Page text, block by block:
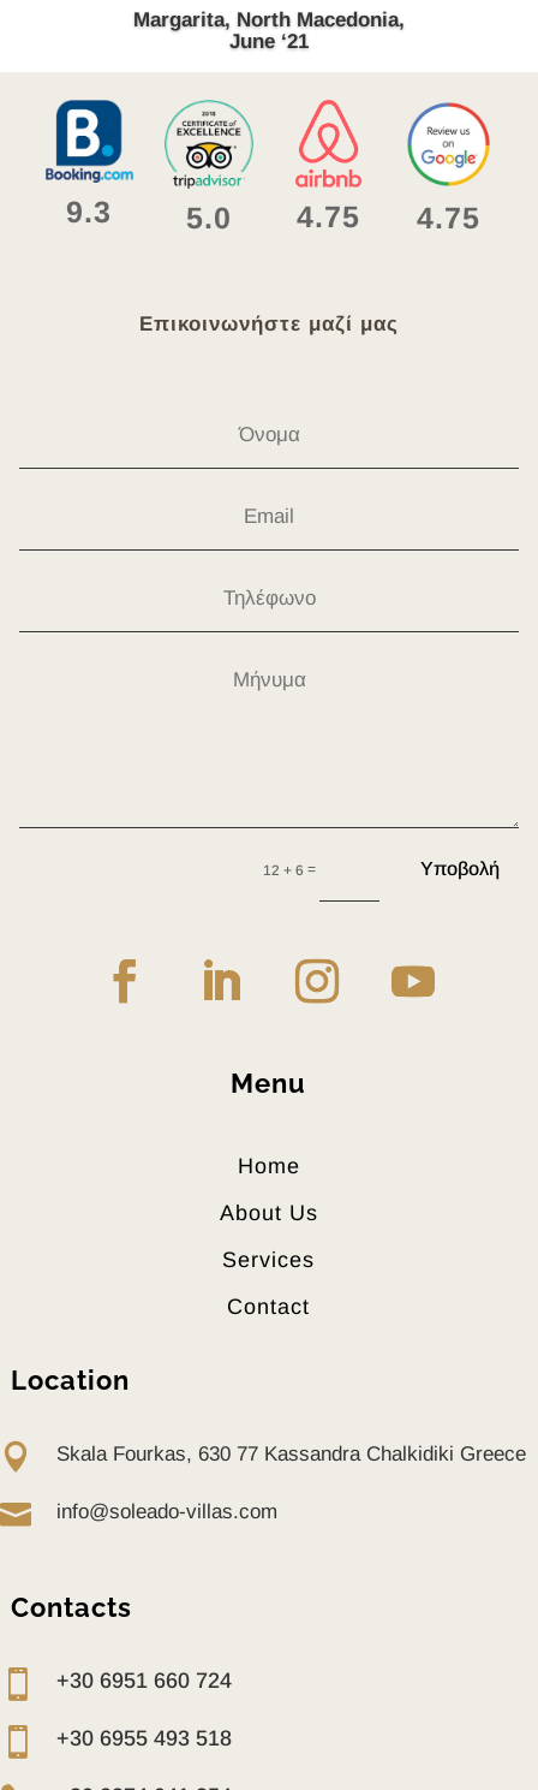
Margarita, North Macedonia,
June ‘21
9.3 5.0 4.75 4.75
Επικοινωνήστε μαζί μας
12 + 6 = Υποβολή
Menu
Home
About Us
Services
Contact
Location
 Skala Fourkas, 630 77 Kassandra Chalkidiki Greece
 info@soleado-villas.com
Contacts
 +30 6951 660 724
 +30 6955 493 518